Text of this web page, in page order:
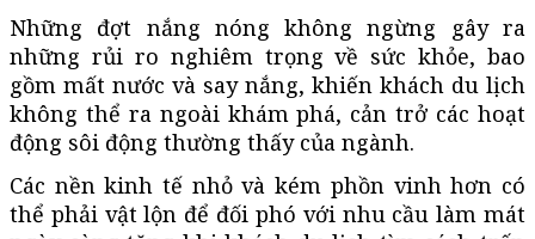
Những đợt nắng nóng không ngừng gây ra
những rủi ro nghiêm trọng về sức khỏe, bao
gồm mất nước và say nắng, khiến khách du lịch
không thể ra ngoài khám phá, cản trở các hoạt
động sôi động thường thấy của ngành.
Các nền kinh tế nhỏ và kém phồn vinh hơn có
thể phải vật lộn để đối phó với nhu cầu làm mát